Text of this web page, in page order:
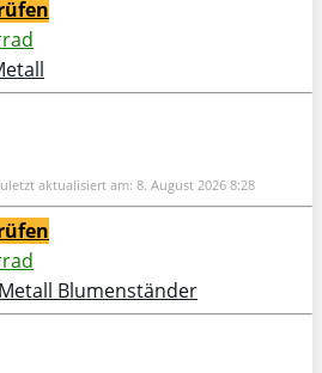
aktualisiert am: 8. August 2026 8:28
Blumenständer